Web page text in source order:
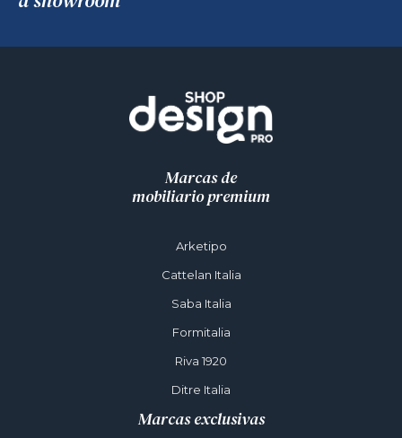
Marcas de
mobiliario premium
Arketipo
Cattelan Italia
Saba Italia
Formitalia
Riva 1920
Ditre Italia
Marcas exclusivas